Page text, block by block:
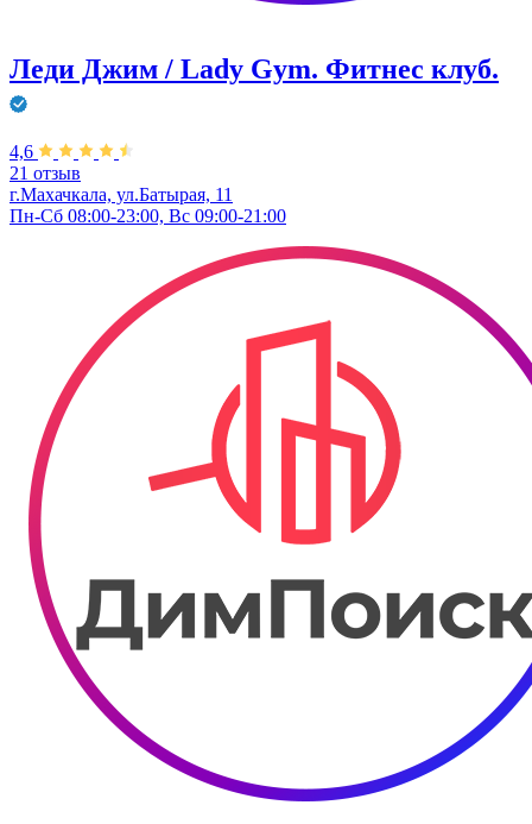
Леди Джим / Lady Gym. Фитнес клуб.
4,6
21 отзыв
г.Махачкала, ул.Батырая, 11
Пн-Сб 08:00-23:00, Вс 09:00-21:00